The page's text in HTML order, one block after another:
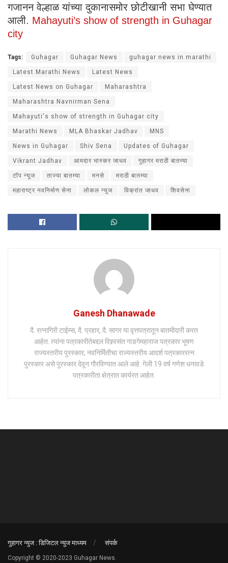
गजानन वेल्हाळ यांच्या दुकानासमोर छोटीखानी सभा घेण्यात
आली. Mahayuti’s show of strength in Guhagar
city
Tags: Guhagar Guhagar News guhagar news in marathi
Latest Marathi News Latest News
Latest News on Guhagar Maharashtra
Maharashtra Navnirman Sena
Mahayuti's show of strength in Guhagar city
Marathi News MLA Bhaskar Jadhav MNS
News in Guhagar Shiv Sena Updates of Guhagar
Vikrant Jadhav आमदार भास्कर जाधव गुहागर मराठी बातम्या
टॉप न्युज ताज्या बातम्या मनसे मराठी बातम्या
महाराष्ट्र नवनिर्माण सेना लोकल न्युज विक्रांत जाधव शिवसेना
Ganesh Dhanawade
दै. रत्नागिरी टाईम्स, दै. प्रहार, दै. सागर या वृत्तपत्रातून बातमीदारी करत
आहेत. त्यांना पत्रकारीतेबद्दल विश्र्वसंत गाडगेमहाराज पत्रकार भूषण
राज्यस्तरीय पुरस्कार, नवनिर्मितीचा राज्यस्तरीय आदर्श पत्रकाररत्न
पुरस्कार असे पुरस्कार देवून गौरविण्यात आले आहे. गेली 19 वर्ष गणेश धनावडे
पत्रकारीता क्षेत्रात कार्यरत आहेत.
गुहागर न्युज : डिजिटल न्युज माध्यम संपर्क
Copyright © 2020-2023 Guhagar News.